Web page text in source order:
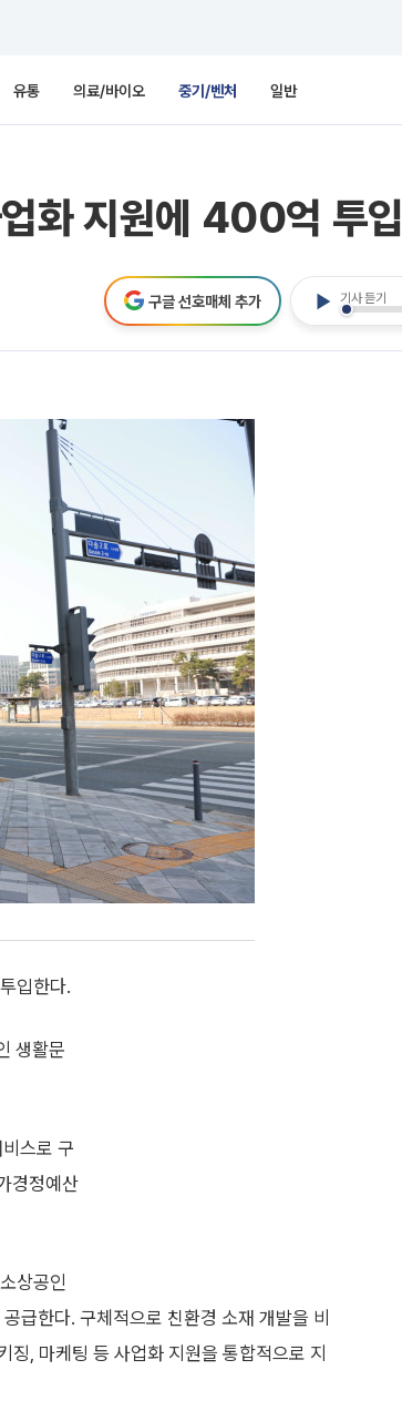
유통 의료/바이오 중기/벤처 일반
화 지원에 400억 투입
기사 듣기
구글 선호매체 추가
입한다.
생활문
스로 구
경정예산
상공인
급한다. 구체적으로 친환경 소재 개발을 비
징, 마케팅 등 사업화 지원을 통합적으로 지